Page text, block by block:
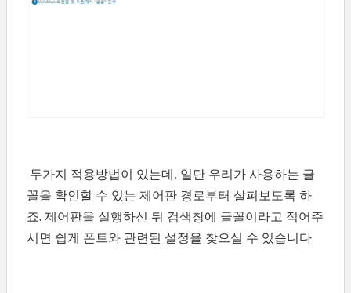
두가지 적용방법이 있는데, 일단 우리가 사용하는 글
꼴을 확인할 수 있는 제어판 경로부터 살펴보도록 하
죠. 제어판을 실행하신 뒤 검색창에 글꼴이라고 적어주
시면 쉽게 폰트와 관련된 설정을 찾으실 수 있습니다.